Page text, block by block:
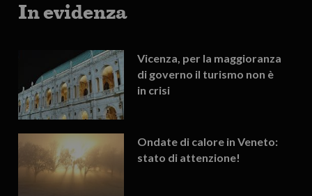
In evidenza
Vicenza, per la maggioranza
di governo il turismo non è
in crisi
Ondate di calore in Veneto:
stato di attenzione!